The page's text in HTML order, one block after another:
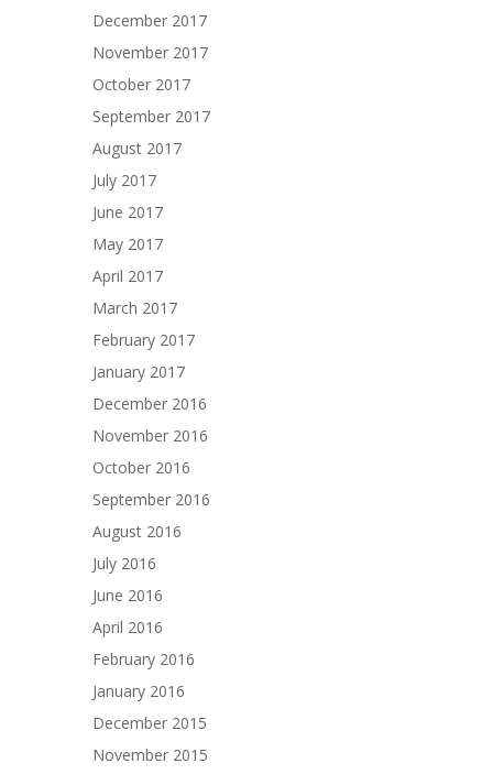
December 2017
November 2017
October 2017
September 2017
August 2017
July 2017
June 2017
May 2017
April 2017
March 2017
February 2017
January 2017
December 2016
November 2016
October 2016
September 2016
August 2016
July 2016
June 2016
April 2016
February 2016
January 2016
December 2015
November 2015